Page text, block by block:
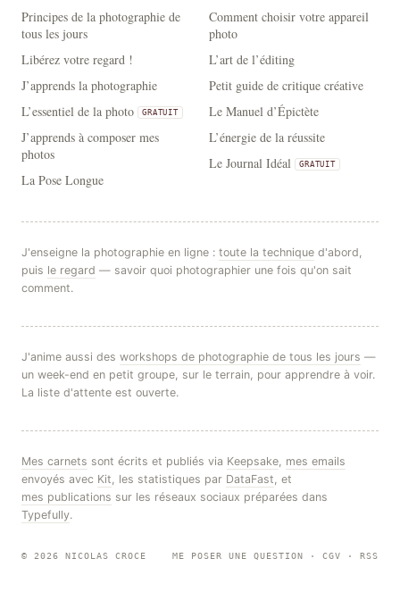
Principes de la photographie de
tous les jours
Libérez votre regard !
J’apprends la photographie
L’essentiel de la photo
GRATUIT
J’apprends à composer mes
photos
La Pose Longue
Comment choisir votre appareil
photo
L’art de l’éditing
Petit guide de critique créative
Le Manuel d’Épictète
L’énergie de la réussite
Le Journal Idéal
GRATUIT
J'enseigne la photographie en ligne : toute la technique d'abord,
puis le regard — savoir quoi photographier une fois qu'on sait
comment.
J'anime aussi des workshops de photographie de tous les jours —
un week-end en petit groupe, sur le terrain, pour apprendre à voir.
La liste d'attente est ouverte.
Mes carnets sont écrits et publiés via Keepsake, mes emails
envoyés avec Kit, les statistiques par DataFast, et
mes publications sur les réseaux sociaux préparées dans
Typefully.
© 2026 NICOLAS CROCE ME POSER UNE QUESTION · CGV · RSS